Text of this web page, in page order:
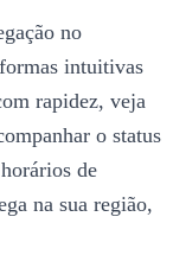
no
intuitivas
rapidez, veja
o status
de
na sua região,